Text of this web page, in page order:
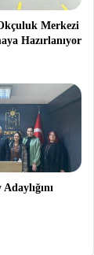
Merkezi
Hazırlanıyor